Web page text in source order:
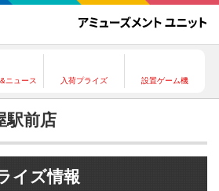
ニュース 入荷プライズ 設置ゲーム機
駅前店
イズ情報